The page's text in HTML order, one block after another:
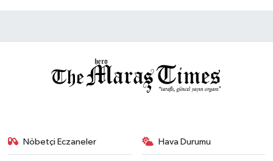
Nöbetçi Eczaneler Hava Durumu